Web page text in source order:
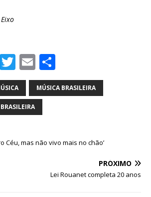
Li T
w
it
te
E
m
ai
l
h
ar
MÚSICA BRASILEIRA
Céu, mas não vivo mais no chão’
PRÓXIMO
Lei Rouanet completa 20 anos